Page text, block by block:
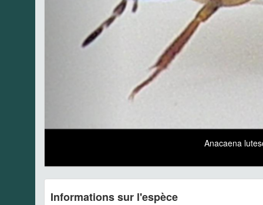
Anacaena
Informations sur l'espèce